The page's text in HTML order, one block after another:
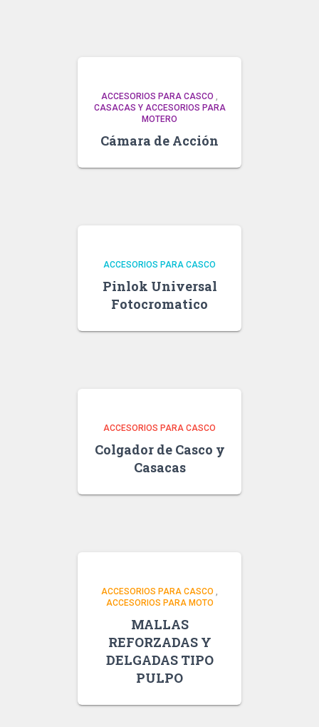
ACCESORIOS PARA CASCO ,
CASACAS Y ACCESORIOS PARA
MOTERO
Cámara de Acción
ACCESORIOS PARA CASCO
Pinlok Universal
Fotocromatico
ACCESORIOS PARA CASCO
Colgador de Casco y
Casacas
ACCESORIOS PARA CASCO ,
ACCESORIOS PARA MOTO
MALLAS
REFORZADAS Y
DELGADAS TIPO
PULPO